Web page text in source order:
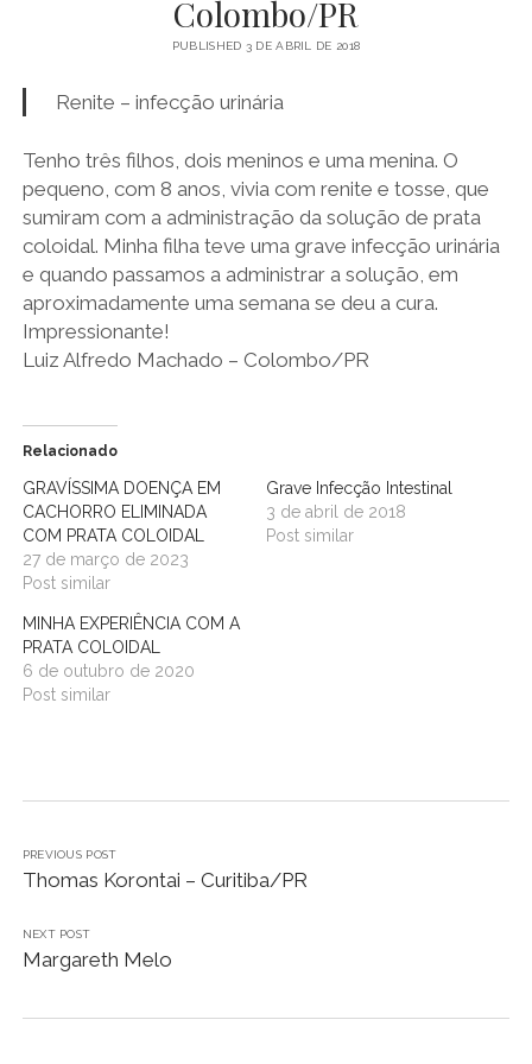
Ouro
Coloidal
Colombo/PR
PUBLISHED 3 DE ABRIL DE 2018
Renite – infecção urinária
Tenho três filhos, dois meninos e uma menina. O
pequeno, com 8 anos, vivia com renite e tosse, que
sumiram com a administração da solução de prata
coloidal. Minha filha teve uma grave infecção urinária
e quando passamos a administrar a solução, em
aproximadamente uma semana se deu a cura.
Impressionante!
Luiz Alfredo Machado – Colombo/PR
Relacionado
GRAVÍSSIMA DOENÇA EM
CACHORRO ELIMINADA
COM PRATA COLOIDAL
27 de março de 2023
Post similar
Grave Infecção Intestinal
3 de abril de 2018
Post similar
MINHA EXPERIÊNCIA COM A
PRATA COLOIDAL
6 de outubro de 2020
Post similar
PREVIOUS POST
Thomas Korontai – Curitiba/PR
NEXT POST
Margareth Melo